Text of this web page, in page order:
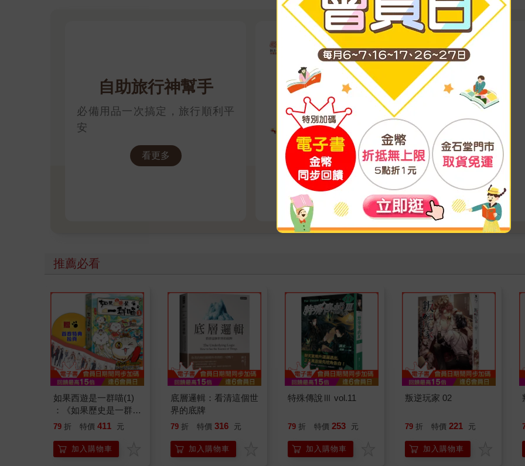
自助旅行神幫手
必備用品一次搞定，旅行順利平
安
看更多
推薦必看
如果西遊是一群喵(1)
：《如果歷史是一群
喵》作者最新力作，附
79 折 特價 411 元
加入購物車
底層邏輯：看清這個世
界的底牌
79 折 特價 316 元
加入購物車
特殊傳說Ⅲ vol.11
79 折 特價 253 元
加入購物車
叛逆玩家 02
79 折 特價 221 元
加入購物車